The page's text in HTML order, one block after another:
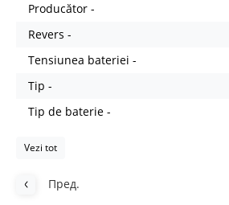
Producător -
Revers -
Tensiunea bateriei -
Tip -
Tip de baterie -
Vezi tot
Пред.